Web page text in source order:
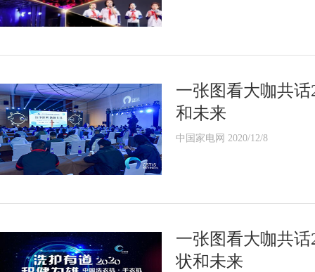
一张图看大咖共
和未来
中国家电网 2020/12/8
一张图看大咖共话
状和未来